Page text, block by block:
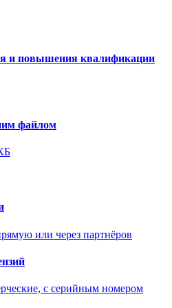
и повышения квалификации
файлом
или через партнёров
с серийным номером